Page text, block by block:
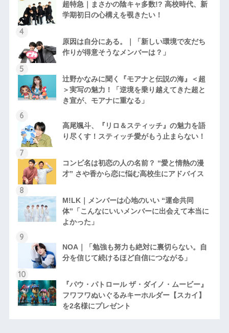
超特急｜まさかの陰キャ多数!? 高校時代、新
学期初日の心構えを覗きたい！
原因は自分にある。｜「新しい環境で友だち
作りが得意そうなメンバーは？」
辻野かなみに聞く『モアナと伝説の海』＜超
＞実写の魅力！「逆境を乗り越えてきた超と
き宣が、モアナに重なる」
高尾颯斗、『リロ＆スティッチ』の魅力を語
り尽くす！スティッチ愛がもう止まらない！
コンビ名は初恋の人の名前？ “愛と情熱の漫
才” さや香から恋に悩む高校生にアドバイス
M!LK｜メンバーは心地のいい “運命共同
体”「こんなにいいメンバーに出会えて本当に
よかった」
NOA｜「勉強も努力も絶対に裏切らない。自
分を信じて続けるほど自信につながる」
『パウ・パトロール ザ・ダイノ・ムービー』
フワフワぬいぐるみキーホルダー【スカイ】
を2名様にプレゼント